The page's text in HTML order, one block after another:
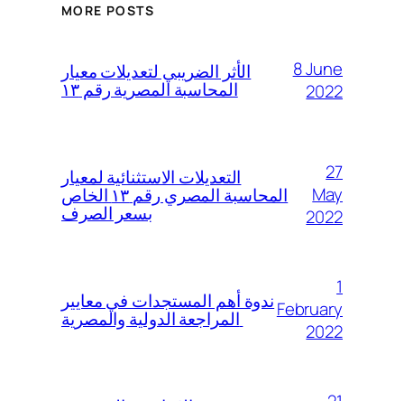
MORE POSTS
الأثر الضريبي لتعديلات معيار
المحاسبة المصرية رقم ١٣
8 June
2022
التعديلات الاستثنائية لمعيار
المحاسبة المصري رقم ١٣ الخاص
بسعر الصرف
27
May
2022
ندوة أهم المستجدات في معايير
1
February
2022